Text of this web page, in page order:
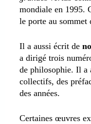
mondiale en 1995.
le porte au sommet
Il a aussi écrit de
a dirigé trois
de philosophie. Il a
collectifs, des
des années.
Certaines œuvres